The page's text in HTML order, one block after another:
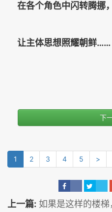
在各个角色中闪转腾挪，
让主体思想照耀朝鲜……
下
1 2 3 4 5 >
上一篇: 如果是这样的楼梯